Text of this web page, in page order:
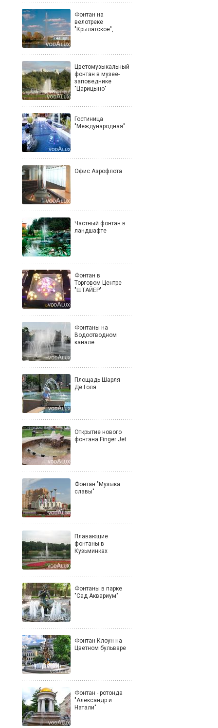
Фонтан на
велотреке
"Крылатское",
Цветомузыкальный
фонтан в музее-
заповеднике
"Царицыно"
Гостиница
"Международная"
Офис Аэрофлота
Частный фонтан в
ландшафте
Фонтан в
Торговом Центре
"ШТАЙЕР"
Фонтаны на
Водоотводном
канале
Площадь Шарля
Де Голя
Открытие нового
фонтана Finger Jet
Фонтан "Музыка
славы"
Плавающие
фонтаны в
Кузьминках
Фонтаны в парке
"Cад Аквариум"
Фонтан Клоун на
Цветном бульваре
Фонтан - ротонда
"Александр и
Натали"